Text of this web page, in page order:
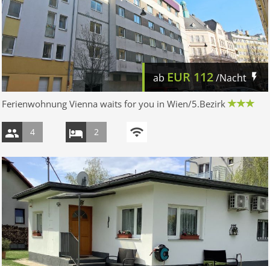
ab EUR 112/Nacht
Ferienwohnung Vienna waits for you in Wien/5.Bezirk
4 2